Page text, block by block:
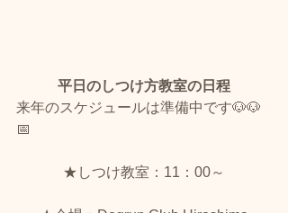
平日のしつけ方教室の日程
来年のスケジュールは準備中です🐶🐶
📅
★しつけ教室：11：00～